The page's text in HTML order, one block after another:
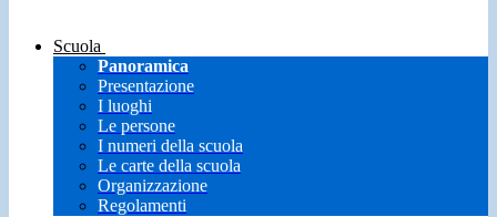
Scuola
Panoramica
Presentazione
I luoghi
Le persone
I numeri della scuola
Le carte della scuola
Organizzazione
Regolamenti